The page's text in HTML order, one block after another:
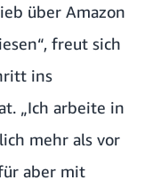
über Amazon
freut sich
ins
„Ich arbeite in
mehr als vor
aber mit